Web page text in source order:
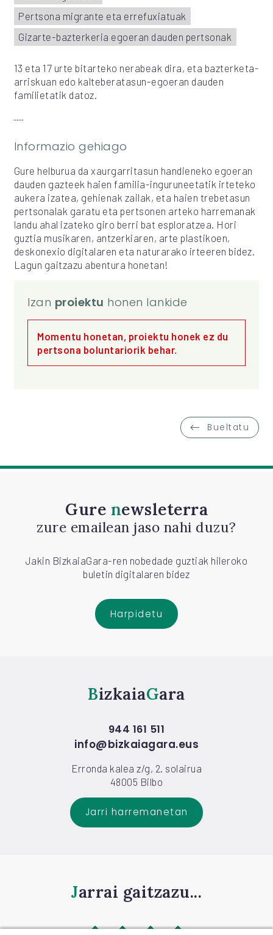
Pertsona migrante eta errefuxiatuak
Gizarte-bazterkeria egoeran dauden pertsonak
13 eta 17 urte bitarteko nerabeak dira, eta bazterketa-
arriskuan edo kalteberatasun-egoeran dauden
familietatik datoz.
Informazio gehiago
Gure helburua da xaurgarritasun handieneko egoeran
dauden gazteek haien familia-inguruneetatik irteteko
aukera izatea, gehienak zailak, eta haien trebetasun
pertsonalak garatu eta pertsonen arteko harremanak
landu ahal izateko giro berri bat esploratzea. Hori
guztia musikaren, antzerkiaren, arte plastikoen,
deskonexio digitalaren eta naturarako irteeren bidez.
Lagun gaitzazu abentura honetan!
Izan proiektu honen lankide
Momentu honetan, proiektu honek ez du
pertsona boluntariorik behar.
Bueltatu
Gure newsleterra
zure emailean jaso nahi duzu?
Jakin BizkaiaGara-ren nobedade guztiak hileroko
buletin digitalaren bidez
Harpidetu
Bizkaia Gara
944 161 511
info@bizkaiagara.eus
Erronda kalea z/g, 2. solairua
48005 Bilbo
Jarri harremanetan
Jarrai gaitzazu...